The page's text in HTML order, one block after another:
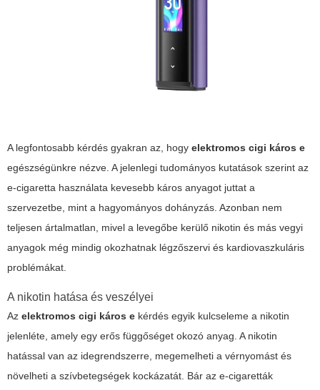
A legfontosabb kérdés gyakran az, hogy elektromos cigi káros e
egészségünkre nézve. A jelenlegi tudományos kutatások szerint az
e-cigaretta használata kevesebb káros anyagot juttat a
szervezetbe, mint a hagyományos dohányzás. Azonban nem
teljesen ártalmatlan, mivel a levegőbe kerülő nikotin és más vegyi
anyagok még mindig okozhatnak légzőszervi és kardiovaszkuláris
problémákat.
A nikotin hatása és veszélyei
Az elektromos cigi káros e kérdés egyik kulcseleme a nikotin
jelenléte, amely egy erős függőséget okozó anyag. A nikotin
hatással van az idegrendszerre, megemelheti a vérnyomást és
növelheti a szívbetegségek kockázatát. Bár az e-cigaretták